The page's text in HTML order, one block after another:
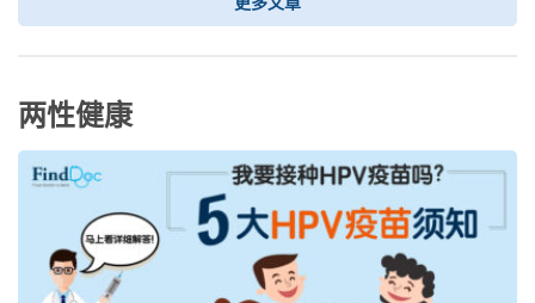
两性健康